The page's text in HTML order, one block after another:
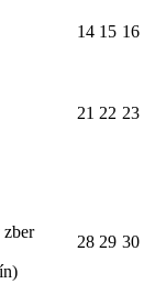
14 15 16
21 22 23
zber
28 29 30